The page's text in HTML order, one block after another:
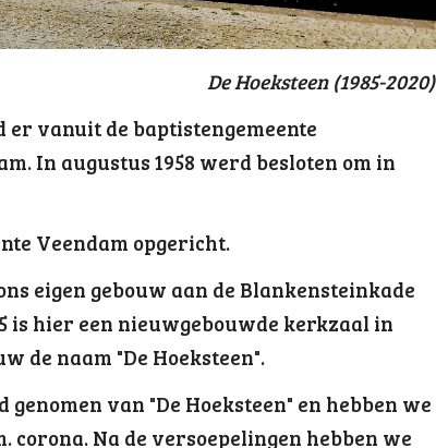
De Hoeksteen (1985-2020)
vanuit de baptistengemeente
In augustus 1958 werd besloten om in
Veendam opgericht.
eigen gebouw aan de Blankensteinkade
is hier een nieuwgebouwde kerkzaal in
de naam "De Hoeksteen".
genomen van "De Hoeksteen" en hebben we
corona. Na de versoepelingen hebben we